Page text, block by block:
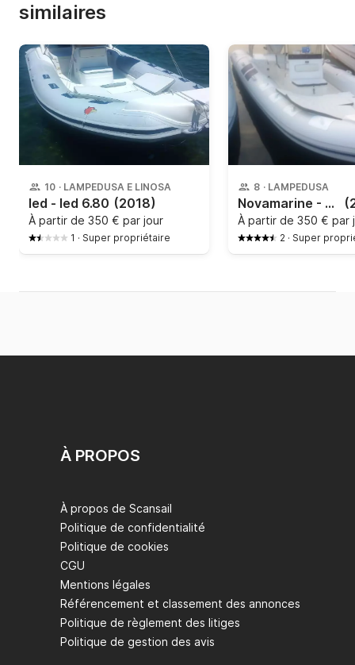
similaires
10 · LAMPEDUSA E LINOSA
led - led 6.80 (2018)
À partir de 350 € par jour
1 · Super propriétaire
8 · LAMPEDUSA
Novamarine - 7 metri
À partir de 350 € par
2 · Super
À PROPOS
À propos de Scansail
Politique de confidentialité
Politique de cookies
CGU
Mentions légales
Référencement et classement des annonces
Politique de règlement des litiges
Politique de gestion des avis